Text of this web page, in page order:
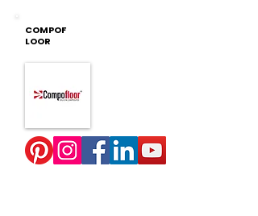
COMPOF
LOOR